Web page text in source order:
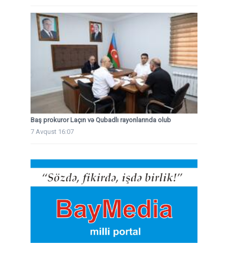
Baş prokuror Laçın və Qubadlı rayonlarında olub
7 Avqust 16:07